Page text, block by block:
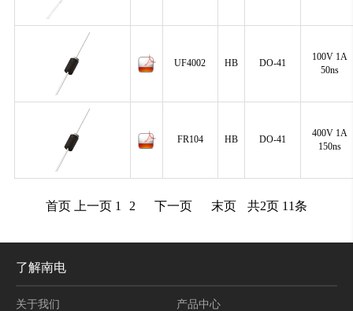
UF4002 HB DO-41
100V 1A
50ns
FR104 HB DO-41
400V 1A
150ns
首页 上一页 1 2 下一页 末页 共2页 11条
了解南电
关于我们
产品中心